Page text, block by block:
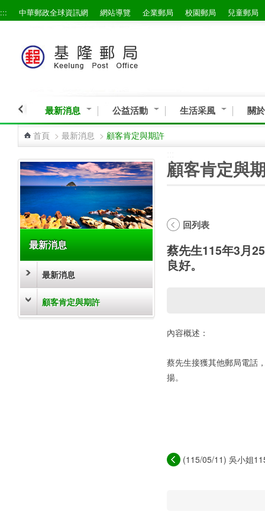
跳到主要內容區塊
::: 中華郵政全球資訊網 網站導覽 企業郵局 校園郵局 兒童郵局
最新消息 公益活動 生活采風 關
首頁 > 最新消息 > 顧客肯定與期許
最新消息
最新消息
顧客肯定與期許
顧客肯定與
回列表
蔡先生115年3月
良好。
內容概述：
蔡先生接獲其他郵局電話
揚。
(115/05/11) 吳小姐